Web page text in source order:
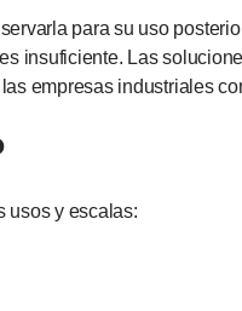
para su uso
insuficiente. Las
empresas industriales
usos y escalas: